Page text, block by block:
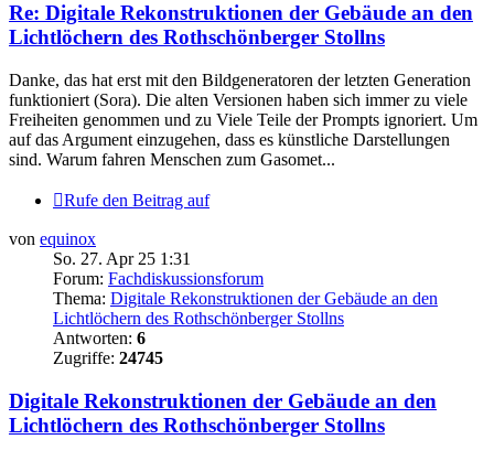
Re: Digitale Rekonstruktionen der Gebäude an den
Lichtlöchern des Rothschönberger Stollns
Danke, das hat erst mit den Bildgeneratoren der letzten Generation
funktioniert (Sora). Die alten Versionen haben sich immer zu viele
Freiheiten genommen und zu Viele Teile der Prompts ignoriert. Um
auf das Argument einzugehen, dass es künstliche Darstellungen
sind. Warum fahren Menschen zum Gasomet...
Rufe den Beitrag auf
von equinox
So. 27. Apr 25 1:31
Forum: Fachdiskussionsforum
Thema: Digitale Rekonstruktionen der Gebäude an den
Lichtlöchern des Rothschönberger Stollns
Antworten: 6
Zugriffe: 24745
Digitale Rekonstruktionen der Gebäude an den
Lichtlöchern des Rothschönberger Stollns